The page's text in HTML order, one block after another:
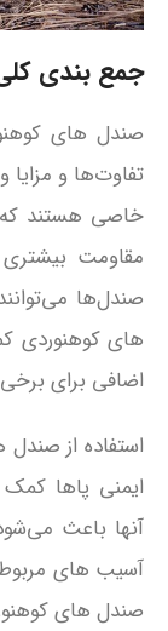
جمع بندی
صندل‌ های
تفاوت‌ها و مزایا
خاصی هستند که
مقاومت
صندل‌ها
های کوهنوردی
اضافی برای برخی
استفاده از
ایمنی پاها
آنها باعث
آسیب‌ های مربوط
صندل‌ های